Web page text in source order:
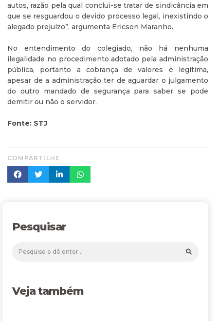
autos, razão pela qual conclui-se tratar de sindicância em
que se resguardou o devido processo legal, inexistindo o
alegado prejuízo”, argumenta Ericson Maranho.
No entendimento do colegiado, não há nenhuma
ilegalidade no procedimento adotado pela administração
pública, portanto a cobrança de valores é legítima,
apesar de a administração ter de aguardar o julgamento
do outro mandado de segurança para saber se pode
demitir ou não o servidor.
Fonte: STJ
COMPARTILHE
Pesquisar
Veja também